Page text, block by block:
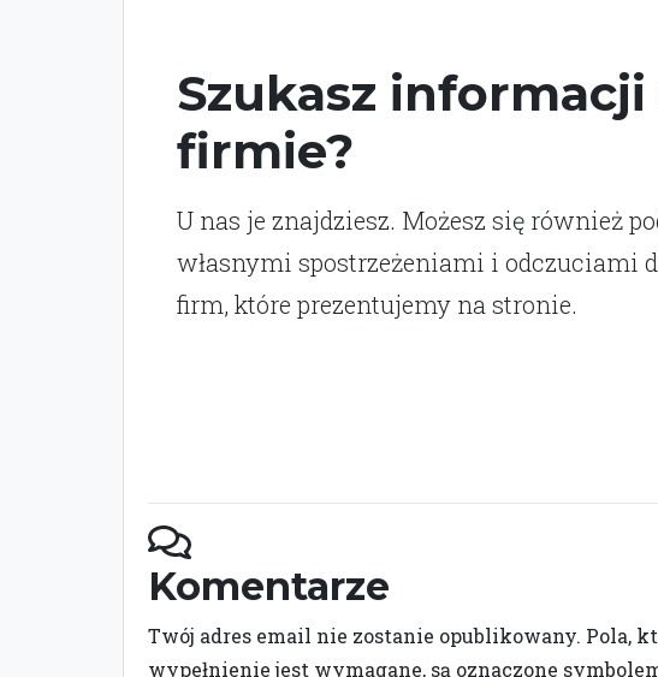
Szukasz informacji
firmie?
U nas je znajdziesz. Możesz się również
własnymi spostrzeżeniami i odczuciami
firm, które prezentujemy na stronie.
Komentarze
Twój adres email nie zostanie opublikowany. Pola,
wypełnienie jest wymagane, są oznaczone